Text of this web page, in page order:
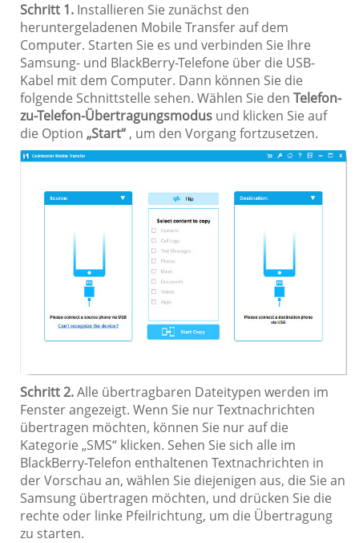
Schritt 1. Installieren Sie zunächst den
heruntergeladenen Mobile Transfer auf dem
Computer. Starten Sie es und verbinden Sie Ihre
Samsung- und BlackBerry-Telefone über die USB-
Kabel mit dem Computer. Dann können Sie die
folgende Schnittstelle sehen. Wählen Sie den Telefon-
zu-Telefon-Übertragungsmodus und klicken Sie auf
die Option „Start“ , um den Vorgang fortzusetzen.
Schritt 2.Alle übertragbaren Dateitypen werden im
Fenster angezeigt. Wenn Sie nur Textnachrichten
übertragen möchten, können Sie nur auf die
Kategorie „SMS“ klicken. Sehen Sie sich alle im
BlackBerry-Telefon enthaltenen Textnachrichten in
der Vorschau an, wählen Sie diejenigen aus, die Sie an
Samsung übertragen möchten, und drücken Sie die
rechte oder linke Pfeilrichtung, um die Übertragung
zu starten.